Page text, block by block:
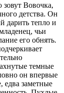
зовут Вовочка,
детства. Он
дарить тепло и
чьи
его обнять.
темные
он впервые
едва заметные